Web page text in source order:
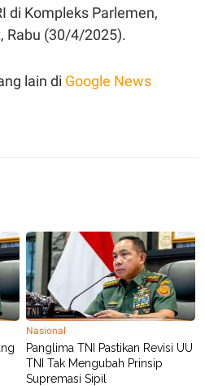
di Kompleks Parlemen,
Rabu (30/4/2025).
lain di Google News
Nasional
Panglima TNI Pastikan Revisi UU
TNI Tak Mengubah Prinsip
Supremasi Sipil